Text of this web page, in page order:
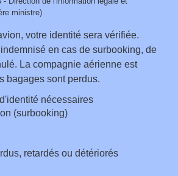
ministre)
votre identité sera vérifiée.
en cas de surbooking, de
La compagnie aérienne est
bagages sont perdus.
nécessaires
(surbooking)
retardés ou détériorés